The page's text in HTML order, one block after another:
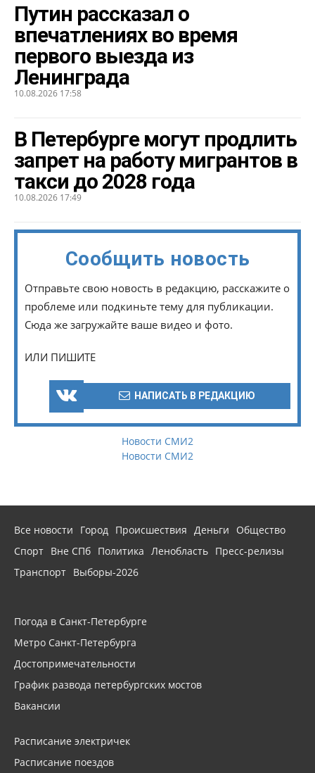
Путин рассказал о
впечатлениях во время
первого выезда из
Ленинграда
10.08.2026 17:58
В Петербурге могут продлить
запрет на работу мигрантов в
такси до 2028 года
10.08.2026 17:49
Сообщить новость
Отправьте свою новость в редакцию, расскажите о
проблеме или подкиньте тему для публикации.
Сюда же загружайте ваше видео и фото.
ИЛИ ПИШИТЕ
НАПИСАТЬ В РЕДАКЦИЮ
Новости СМИ2
Новости СМИ2
Все новости Город Происшествия Деньги
Общество
Спорт Вне СПб Политика Ленобласть Пресс-релизы
Транспорт Выборы-2026
Погода в Санкт-Петербурге
Метро Санкт-Петербурга
Достопримечательности
График развода петербургских мостов
Вакансии
Расписание электричек
Расписание поездов